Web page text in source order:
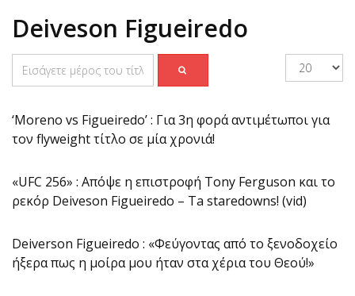
Deiveson Figueiredo
‘Moreno vs Figueiredo’ : Για 3η φορά αντιμέτωποι για
τον flyweight τίτλο σε μία χρονιά!
«UFC 256» : Απόψε η επιστροφή Tony Ferguson και το
ρεκόρ Deiveson Figueiredo – Ta staredowns! (vid)
Deiverson Figueiredo : «Φεύγοντας από το ξενοδοχείο
ήξερα πως η μοίρα μου ήταν στα χέρια του Θεού!»